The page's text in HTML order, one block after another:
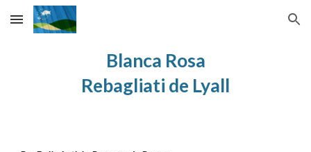
Skip to main content Skip to navigation
Blanca Rosa
Rebagliati de Lyall